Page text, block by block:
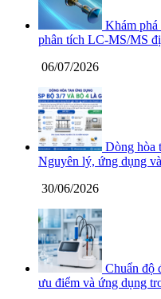
Khám
phân tích LC-MS/MS
06/07/2026
Dòng hòa
Nguyên lý, ứng dụng
30/06/2026
Chuẩn độ
ưu điểm và ứng dụng